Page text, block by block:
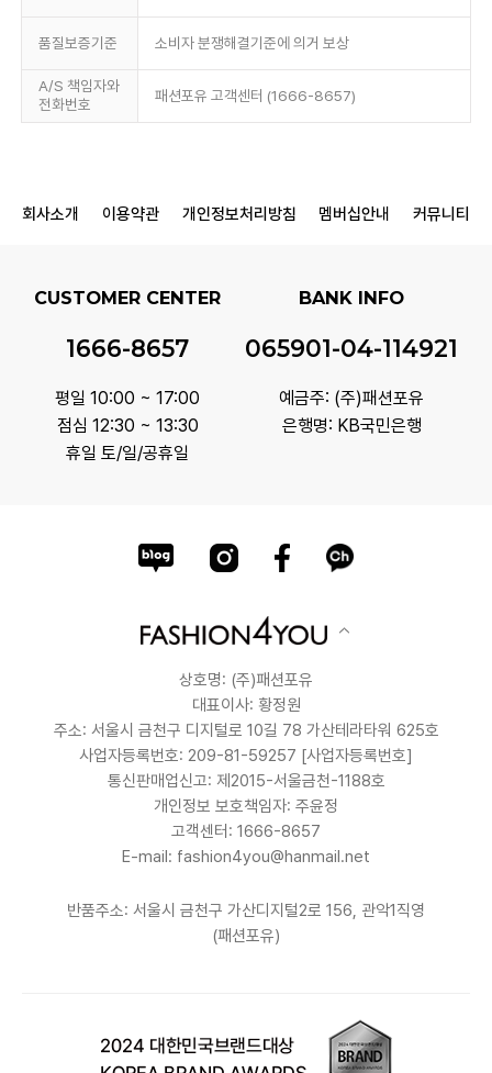
품질보증기준 소비자 분쟁해결기준에 의거 보상
A/S 책임자와
전화번호
패션포유 고객센터 (1666-8657)
회사소개 이용약관 개인정보처리방침 멤버십안내 커뮤니티
CUSTOMER CENTER
1666-8657
평일 10:00 ~ 17:00
점심 12:30 ~ 13:30
휴일 토/일/공휴일
BANK INFO
065901-04-114921
예금주: (주)패션포유
은행명: KB국민은행
상호명: (주)패션포유
대표이사: 황정원
주소: 서울시 금천구 디지털로 10길 78 가산테라타워 625호
사업자등록번호: 209-81-59257 [사업자등록번호]
통신판매업신고: 제2015-서울금천-1188호
개인정보 보호책임자: 주윤정
고객센터: 1666-8657
E-mail: fashion4you@hanmail.net
반품주소: 서울시 금천구 가산디지털2로 156, 관악1직영
(패션포유)